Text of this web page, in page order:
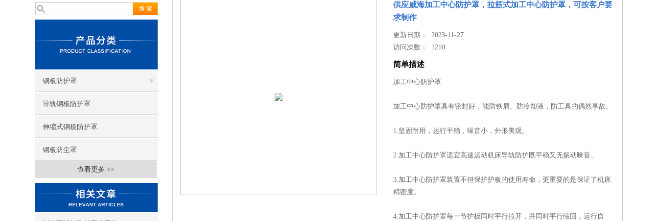
钢板防护罩
导轨钢板防护罩
伸缩式钢板防护罩
钢板防尘罩
查看更多 >>
供应威海加工中心防护罩，拉筋式加工中心防护罩，可按客户要
求制作
更新日期： 2023-11-27
访问次数： 1210
简单描述
加工中心防护罩
加工中心防护罩具有密封好，能防铁屑、防冷却液，防工具的偶然事故。
1.坚固耐用，运行平稳，噪音小，外形美观。
2.加工中心防护罩适宜高速运动机床导轨防护既平稳又无振动噪音。
3.加工中心防护罩装置不但保护护板的使用寿命，更重要的是保证了机床
精密度。
4.加工中心防护罩每一节护板同时平行拉开，并同时平行缩回，运行自